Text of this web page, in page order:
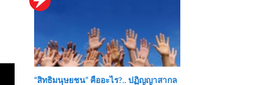
“สิทธิมนุษยชน” คืออะไร?.. ปฏิญญาสากล